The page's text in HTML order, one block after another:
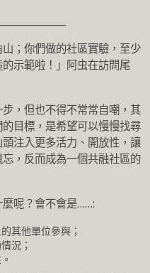
山；你們做的社區實驗，至少
示範啦！」阿虫在訪問尾
，但也不得不常常自嘲，其
目標，是希望可以慢慢找尋
注入更多活力、開放性，讓
，反而成為一個共融社區的
麼呢？會不會是……:
其他單位參與；
況；